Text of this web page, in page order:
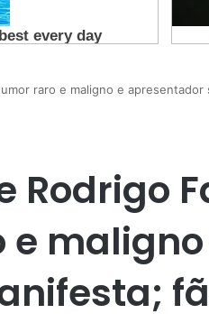
raro e maligno e
Rodrigo
maligno